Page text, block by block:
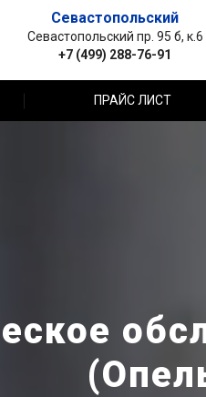
Севастопольский
Севастопольский пр. 95 б, к.6
+7 (499) 288-76-91
ПРАЙС ЛИСТ